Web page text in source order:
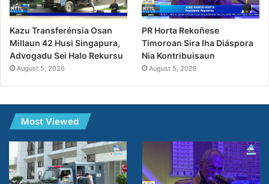
Kazu Transferénsia Osan
Millaun 42 Husi Singapura,
Advogadu Sei Halo Rekursu
August 5, 2026
PR Horta Rekoñese
Timoroan Sira Iha Diáspora
Nia Kontribuisaun
August 5, 2026
Most Viewed